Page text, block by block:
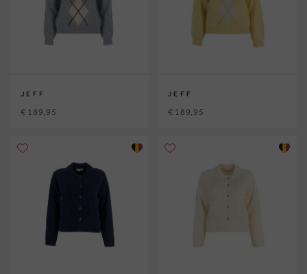
JEFF
€ 189,95
JEFF
€ 189,95